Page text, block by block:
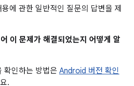
에 관한 일반적인 질문의 답변을 제
이 문제가 해결되었는지 어떻게 알
확인하는 방법은 Android 버전 확인
.